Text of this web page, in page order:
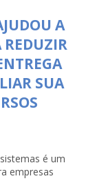
A
REDUZIR
SUA
é um
empresas